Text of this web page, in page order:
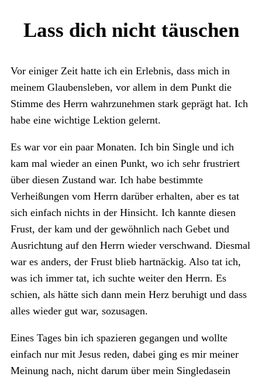
Lass dich nicht täuschen
Vor einiger Zeit hatte ich ein Erlebnis, dass mich in
meinem Glaubensleben, vor allem in dem Punkt die
Stimme des Herrn wahrzunehmen stark geprägt hat. Ich
habe eine wichtige Lektion gelernt.
Es war vor ein paar Monaten. Ich bin Single und ich
kam mal wieder an einen Punkt, wo ich sehr frustriert
über diesen Zustand war. Ich habe bestimmte
Verheißungen vom Herrn darüber erhalten, aber es tat
sich einfach nichts in der Hinsicht. Ich kannte diesen
Frust, der kam und der gewöhnlich nach Gebet und
Ausrichtung auf den Herrn wieder verschwand. Diesmal
war es anders, der Frust blieb hartnäckig. Also tat ich,
was ich immer tat, ich suchte weiter den Herrn. Es
schien, als hätte sich dann mein Herz beruhigt und dass
alles wieder gut war, sozusagen.
Eines Tages bin ich spazieren gegangen und wollte
einfach nur mit Jesus reden, dabei ging es mir meiner
Meinung nach, nicht darum über mein Singledasein